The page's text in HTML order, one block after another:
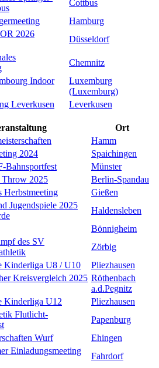
Cottbus
Hamburg
2026
Düsseldorf
Chemnitz
Indoor
Luxemburg
(Luxemburg)
Leverkusen Leverkusen
Ort
Hamm
2024
Spaichingen
Bahnsportfest
Münster
2025
Berlin-Spandau
Herbstmeeting
Gießen
Jugendspiele 2025
Haldensleben
Bönnigheim
des SV
Zörbig
Kinderliga U8 / U10
Pliezhausen
Kreisvergleich 2025 Röthenbach
a.d.Pegnitz
Kinderliga U12
Pliezhausen
Flutlicht-
Papenburg
Wurf
Ehingen
Einladungsmeeting
Fahrdorf